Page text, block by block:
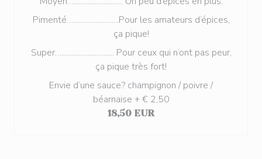
Pimenté…..........................Pour les amateurs d’épices,
ça pique!
Super….............................. Pour ceux qui n’ont pas peur,
ça pique très fort!
Envie d’une sauce? champignon / poivre /
béarnaise + € 2,50
18,50 EUR